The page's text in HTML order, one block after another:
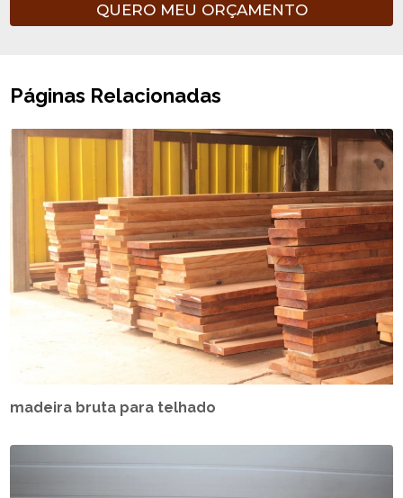
QUERO MEU ORÇAMENTO
Páginas Relacionadas
madeira bruta para telhado